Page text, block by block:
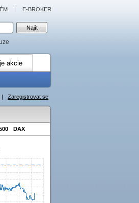
akcie
| Zaregistrovat se
DAX
| E-BROKER